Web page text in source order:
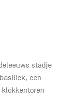
stadje
een